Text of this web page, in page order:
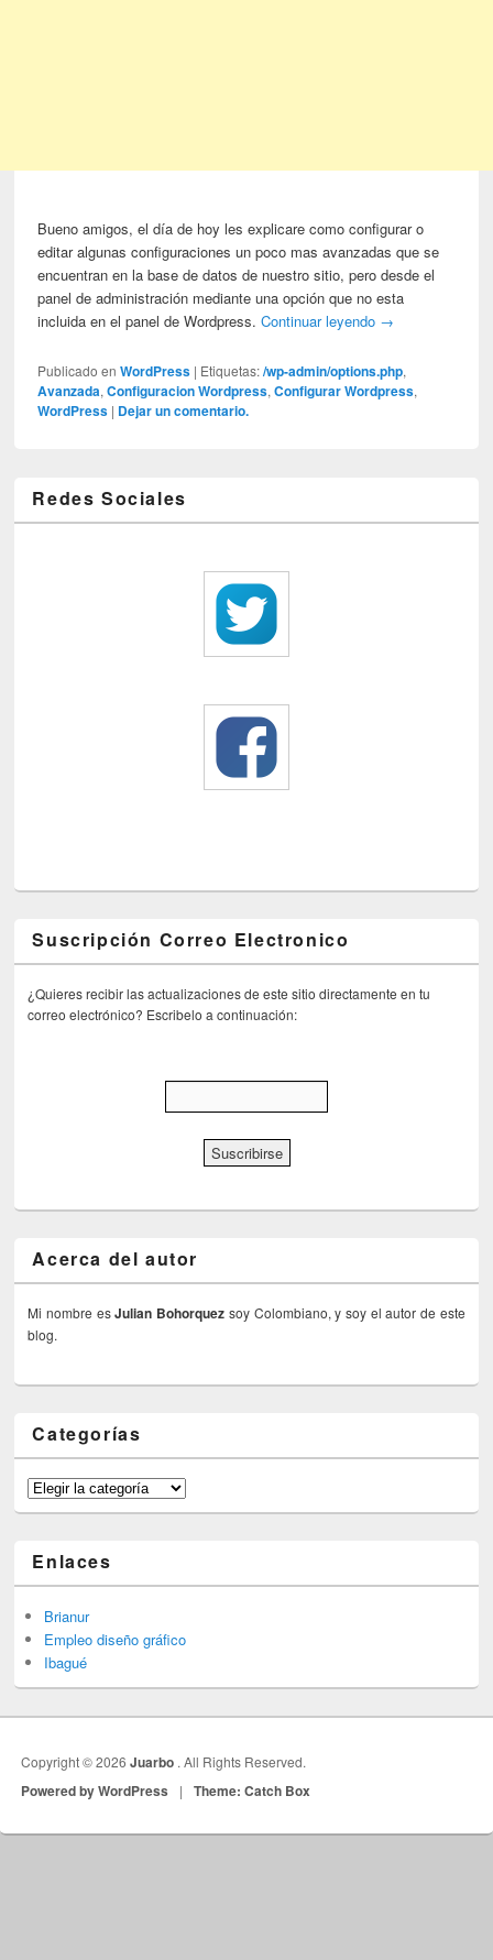
Bueno amigos, el día de hoy les explicare como configurar o
editar algunas configuraciones un poco mas avanzadas que se
encuentran en la base de datos de nuestro sitio, pero desde el
panel de administración mediante una opción que no esta
incluida en el panel de Wordpress.Continuar leyendo →
Publicado en WordPress | Etiquetas: /wp-admin/options.php,
Avanzada,Configuracion Wordpress,Configurar Wordpress,
WordPress | Dejar un comentario.
Redes Sociales
Suscripción Correo Electronico
¿Quieres recibir las actualizaciones de este sitio directamente en tu
correo electrónico? Escribelo a continuación:
Acerca del autor
Mi nombre esJulian Bohorquez soy Colombiano, y soy el autor de este
blog.
Categorías
Categorías
Enlaces
Brianur
Empleo diseño gráfico
Ibagué
Copyright © 2026Juarbo . All Rights Reserved.
Powered by WordPress | Theme: Catch Box